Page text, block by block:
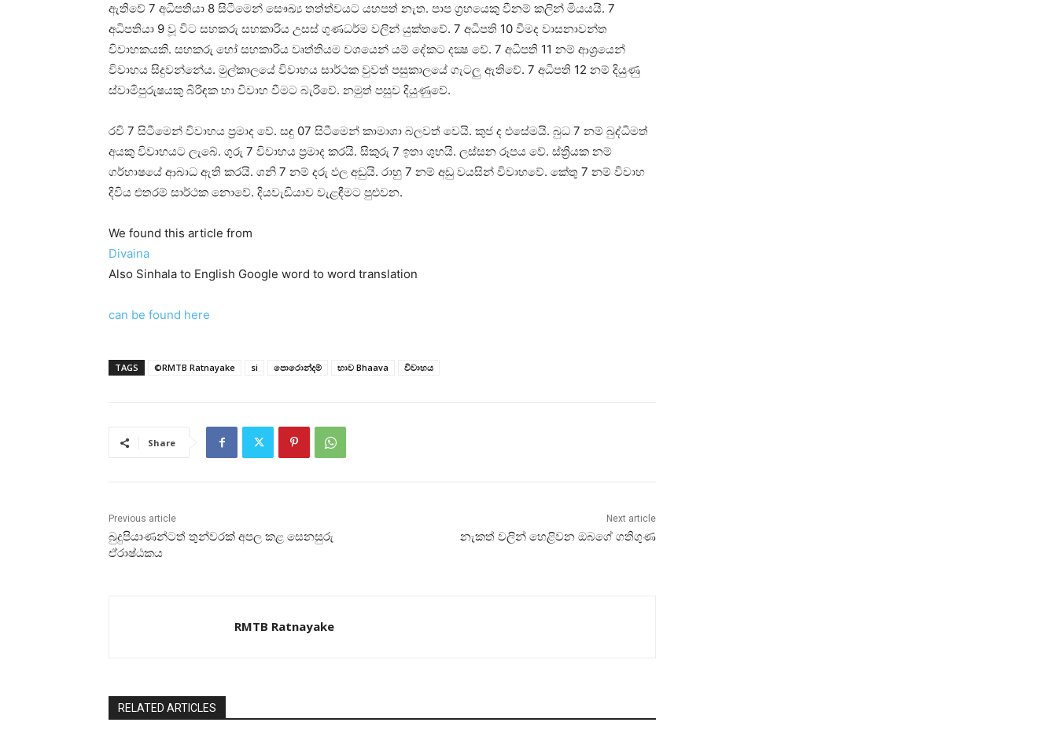
ඇතිවේ 7 අධිපතියා 8 සිටීමෙන් සෞඛ්‍ය තත්ත්වයට යහපත් නැත. පාප ග්‍රහයෙකු වීනම් කලින් මියයයි. 7
අධිපතියා 9 වූ විට සහකරු සහකාරිය උසස්‌ ගුණධර්ම වලින් යුක්‌තවේ. 7 අධිපති 10 වීමද වාසනාවන්ත
විවාහකයකි. සහකරු හෝ සහකාරිය වෘත්තියම වශයෙන් යම් දේකට දක්‍ෂ වේ. 7 අධිපති 11 නම් ආශ්‍රයෙන්
විවාහය සිදුවන්නේය. මුල්කාලයේ විවාහය සාර්ථක වුවත් පසුකාලයේ ගැටලු ඇතිවේ. 7 අධිපති 12 නම් දියුණු
ස්‌වාමිපුරුෂයකු බිරිඳක හා විවාහ වීමට බැරිවේ. නමුත් පසුව දියුණුවේ.
රවි 7 සිටීමෙන් විවාහය ප්‍රමාද වේ. සඳු 07 සිටීමෙන් කාමාශා බලවත් වෙයි. කුජ ද එසේමයි. බුධ 7 නම් බුද්ධිමත්
අයකු විවාහයට ලැබේ. ගුරු 7 විවාහය ප්‍රමාද කරයි. සිකුරු 7 ඉතා ශුභයි. ලස්‌සන රූපය වේ. ස්‌ත්‍රියක නම්
ගර්භාෂයේ ආබාධ ඇති කරයි. ශනි 7 නම් දරු ඵල අඩුයි. රාහු 7 නම් අඩු වයසින් විවාහවේ. කේතු 7 නම් විවාහ
දිවිය එතරම් සාර්ථක නොවේ. දියවැඩියාව වැළඳීමට පුළුවන.
We found this article from
Divaina
Also Sinhala to English Google word to word translation
can be found here
TAGS ©RMTB Ratnayake si පොරොන්දම් භාව Bhaava විවාහය
Share
Previous article
බුදුපියාණන්ටත් තුන්වරක්‌ අපල කළ සෙනසුරු
ඒරාෂ්ඨකය
Next article
නැකත් වලින් හෙළිවන ඔබගේ ගතිගුණ
RMTB Ratnayake
RELATED ARTICLES